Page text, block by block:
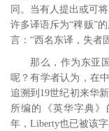
同。当有人提出或可
许多译语斥为“稗贩”
言：“西名东译，失者
那么，作为东亚
呢？有学者认为，在
追溯到19世纪初来华
所编的《英华字典》
年，Liberty也已被该字